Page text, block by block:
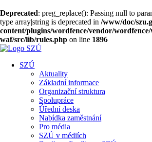
Deprecated: preg_replace(): Passing null to
type array|string is deprecated in /www/doc/
content/plugins/wordfence/vendor/
waf/src/lib/rules.php on line 1896
SZÚ
Aktuality
Základní informace
Organizační struktura
Spolupráce
Úřední deska
Nabídka zaměstnání
Pro média
SZÚ v médiích